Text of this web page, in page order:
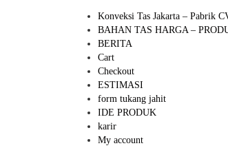
Konveksi Tas Jakarta – Pabrik
BAHAN TAS HARGA –
BERITA
Cart
Checkout
ESTIMASI
form tukang jahit
IDE PRODUK
karir
My account